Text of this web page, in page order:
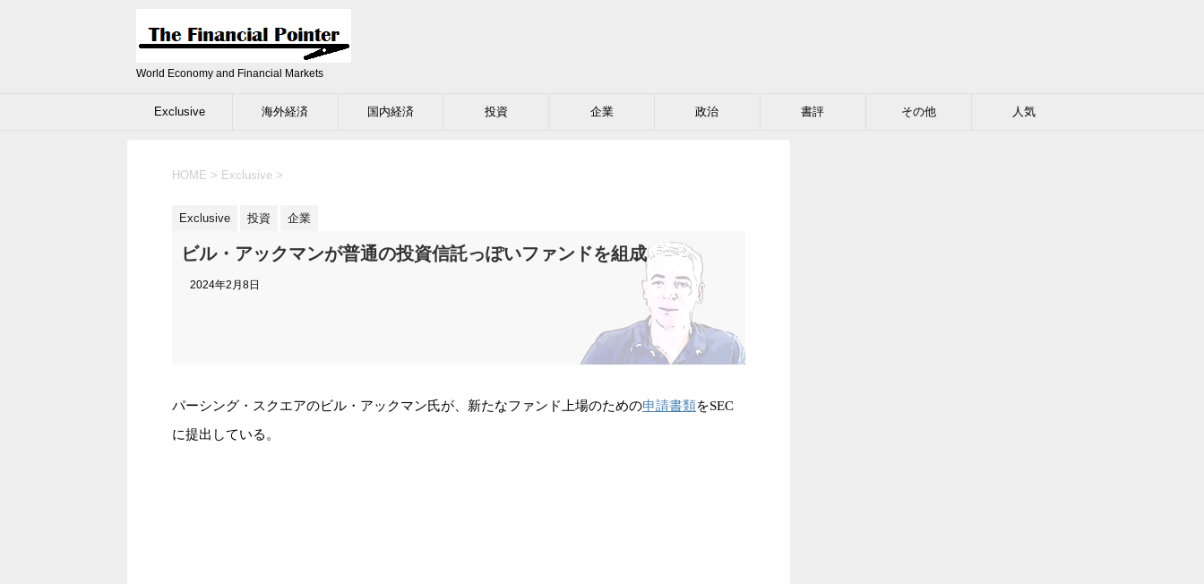
World Economy and Financial Markets
Exclusive 海外経済 国内経済 投資 企業 政治 書評 その他 人気
HOME > Exclusive >
Exclusive 投資 企業
ビル・アックマンが普通の投資信託っぽいファンドを組成
2024年2月8日
パーシング・スクエアのビル・アックマン氏が、新たなファンド上場のための申請書類をSEC
に提出している。